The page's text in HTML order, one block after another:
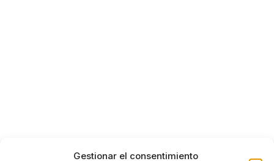
Gestionar el consentimiento